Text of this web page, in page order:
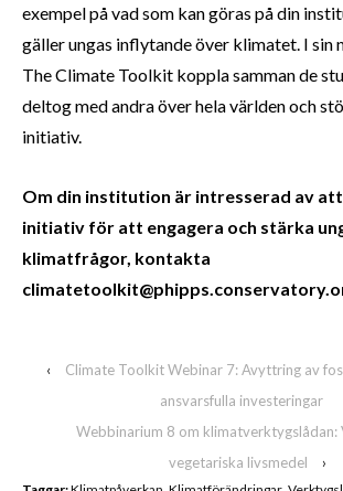
exempel på vad som kan göras på din
gäller ungas inflytande över klimatet. I sin
The Climate Toolkit koppla samman de
deltog med andra över hela världen och
initiativ.
Om din institution är intresserad av
initiativ för att engagera och stärka
klimatfrågor, kontakta
‹
Climate Toolkit Webinar 7: Avyttring av
ansvarsfulla investeringar
Webbinarium 8 om klimatverktygslådan:
vegetariska livsmedel
›